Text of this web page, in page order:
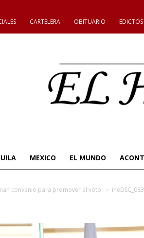
CARTELERA OBITUARIO EDICTOS
MEXICO EL MUNDO
convenio para promover el voto